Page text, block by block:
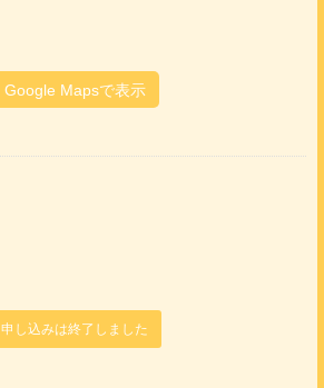
Google Mapsで表示
申し込みは終了しました